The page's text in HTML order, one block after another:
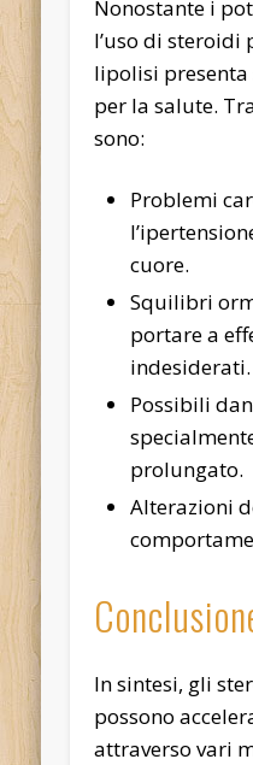
Nonostante i
l’uso di steroidi
lipolisi
per la salute.
sono:
Problemi
cuore.
Squilibri
portare a
indesiderati.
Possibili
prolungato.
Alterazioni
In sintesi, gli
possono
attraverso vari